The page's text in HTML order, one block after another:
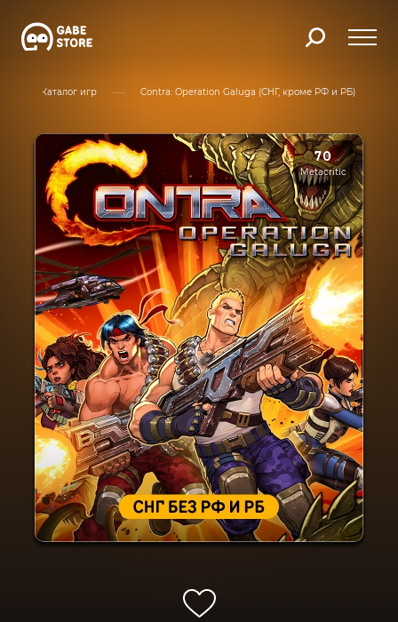
Каталог игр Contra: Operation Galuga (СНГ, кроме РФ и РБ)
70
Metacritic